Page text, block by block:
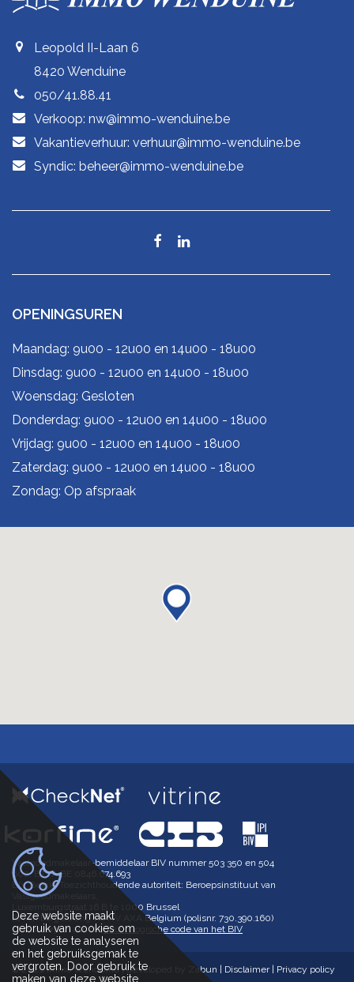
Leopold II-Laan 6
8420 Wenduine
050/41.88.41
Verkoop: nw@immo-wenduine.be
Vakantieverhuur: verhuur@immo-wenduine.be
Syndic: beheer@immo-wenduine.be
OPENINGSUREN
Maandag: 9u00 - 12u00 en 14u00 - 18u00
Dinsdag: 9u00 - 12u00 en 14u00 - 18u00
Woensdag: Gesloten
Donderdag: 9u00 - 12u00 en 14u00 - 18u00
Vrijdag: 9u00 - 12u00 en 14u00 - 18u00
Zaterdag: 9u00 - 12u00 en 14u00 - 18u00
Zondag: Op afspraak
Vastgoedmakelaar-bemiddelaar BIV nummer 503 350 en 504
602, BTW-BE 0846.674.693
BIV België Toezichthoudende autoriteit: Beroepsinstituut van
Vastgoedmakelaars,
Luxemburgstraat 16 B te 1000 Brussel
BA en borgstelling via NV AXA Belgium (polisnr. 730.390.160)
Onderworpen aan dedeontologische code van het BIV
© 2026 Immo Wenduine |Developed by Zabun Disclaimer| Privacy policy
Deze website maakt
gebruik van cookies om
de website te analyseren
en het gebruiksgemak te
vergroten. Door gebruik te
maken van deze website